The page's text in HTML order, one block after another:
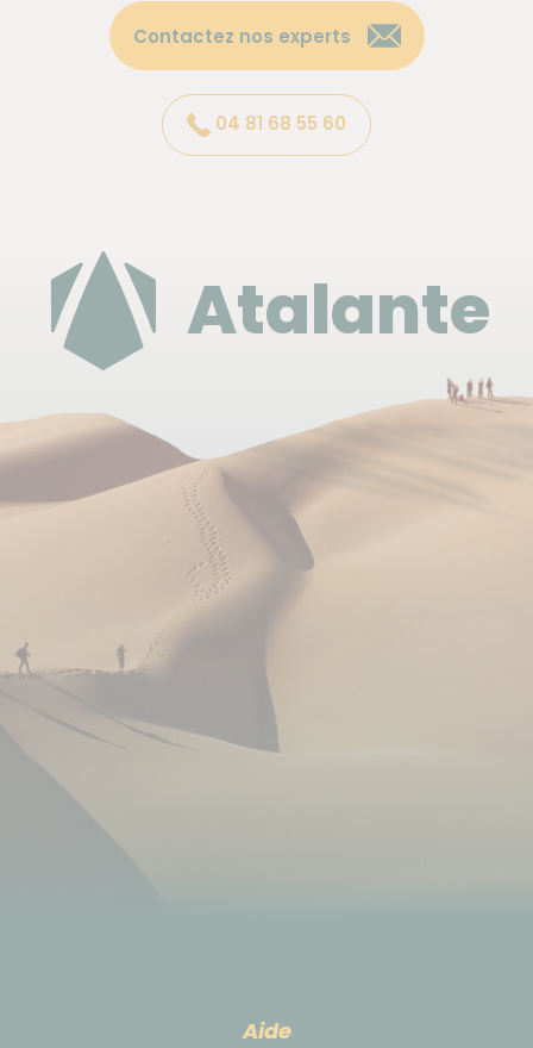
toute information logistique.
Accès au lieu de rendez-vous
Depuis l'aéroport d'Athènes, prenez un transport en
rejoindre votre hôtel au Pirée.
Pour le retour le dernier jour, rejoignez l'aéroport
d'Athènes depuis le centre-ville en transport en
commun (métro ligne 3 bleue ou bus X95 jaune et
bleu, autour d'1h30 pour environ 10 euros) ou un taxi
(autour de 45 min pour environ 45 euros).
*Transfert aéroport - hôtel inclus si vous avez
réservé le vol avec nous.
Fin du programme le dernier jour à l'hôtel, après le
petit-déjeuner.
*Transfert hôtel - aéroport inclus si vous avez
réservé le vol avec nous.
Déplacement
Grèce a l'avantage de permettre une meilleure
Contactez nos experts
04 81 68 55 60
Atalante
Aide